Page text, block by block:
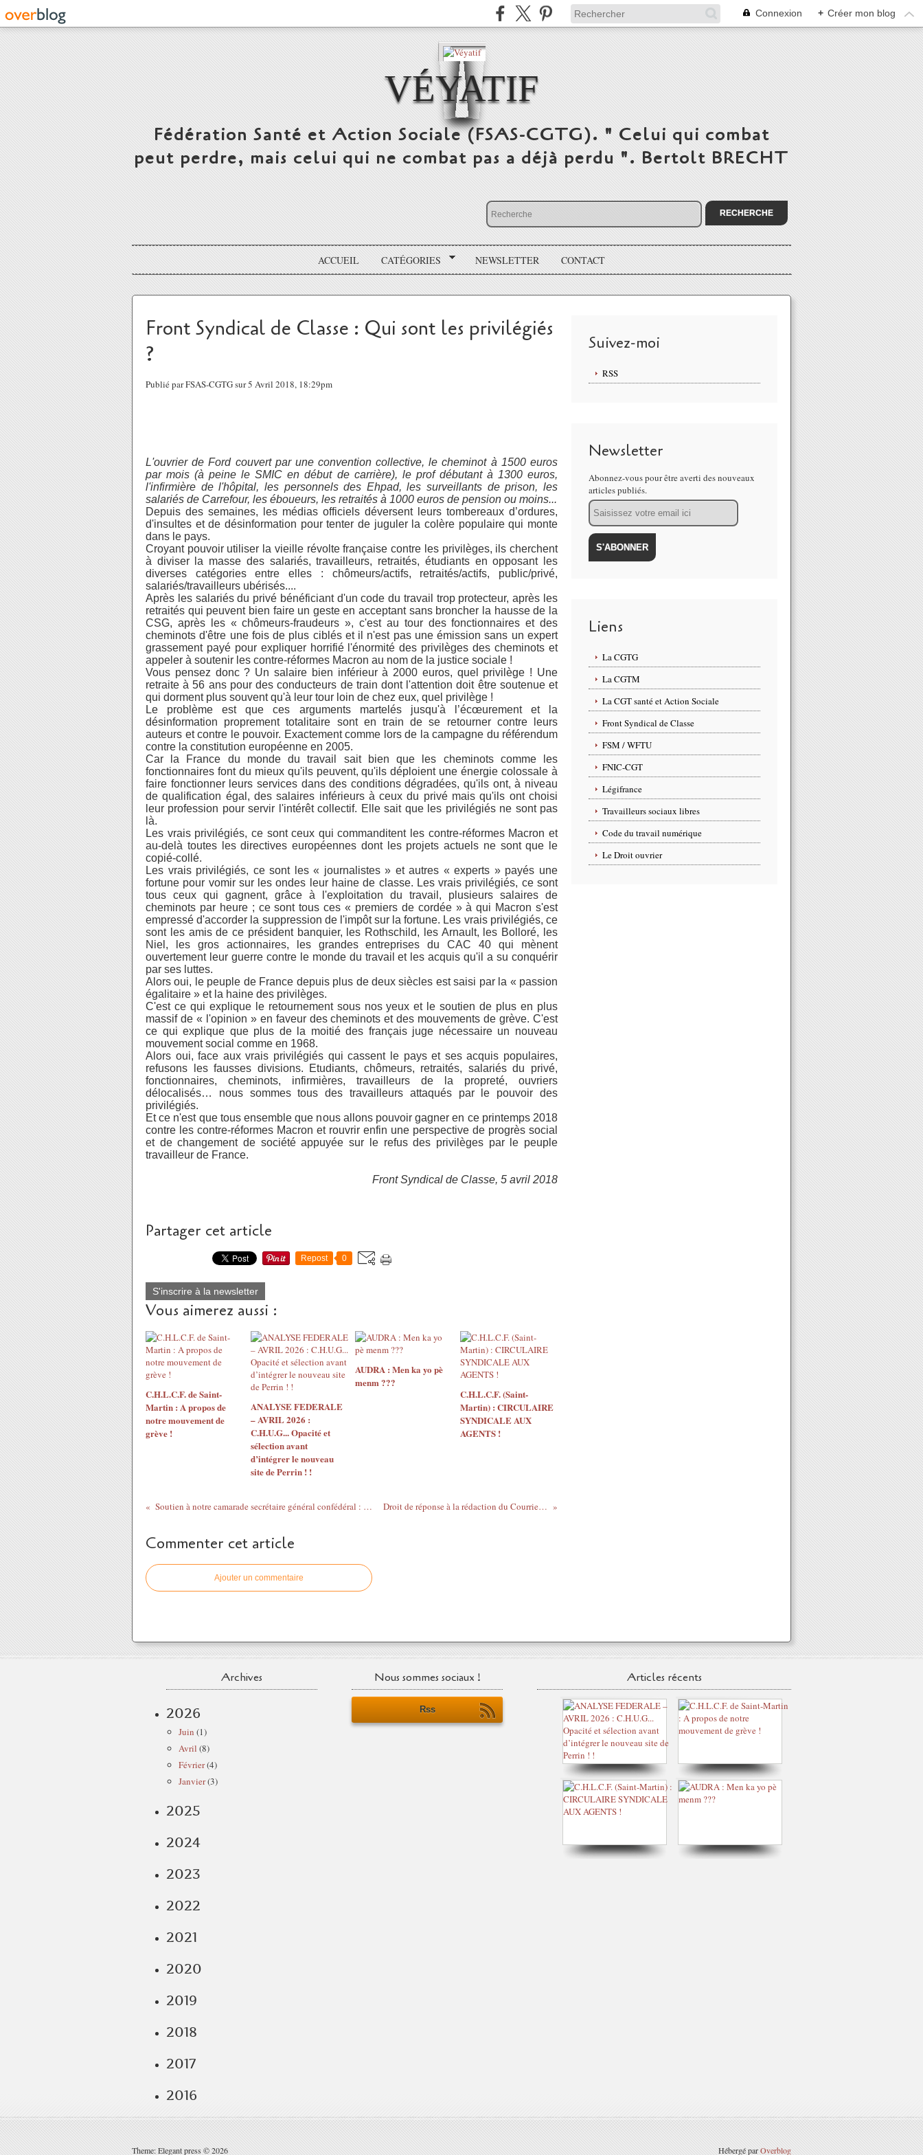
Connexion + Créer mon blog
VÉYATIF
Fédération Santé et Action Sociale (FSAS-CGTG). " Celui qui combat
peut perdre, mais celui qui ne combat pas a déjà perdu ". Bertolt BRECHT
ACCUEIL CATÉGORIES NEWSLETTER CONTACT
Front Syndical de Classe : Qui sont les privilégiés
?
Publié par FSAS-CGTG sur 5 Avril 2018, 18:29pm
L'ouvrier de Ford couvert par une convention collective, le cheminot à 1500 euros
par mois (à peine le SMIC en début de carrière), le prof débutant à 1300 euros,
l'infirmière de l'hôpital, les personnels des Ehpad, les surveillants de prison, les
salariés de Carrefour, les éboueurs, les retraités à 1000 euros de pension ou moins...
Depuis des semaines, les médias officiels déversent leurs tombereaux d’ordures,
d'insultes et de désinformation pour tenter de juguler la colère populaire qui monte
dans le pays.
Croyant pouvoir utiliser la vieille révolte française contre les privilèges, ils cherchent
à diviser la masse des salariés, travailleurs, retraités, étudiants en opposant les
diverses catégories entre elles : chômeurs/actifs, retraités/actifs, public/privé,
salariés/travailleurs ubérisés....
Après les salariés du privé bénéficiant d'un code du travail trop protecteur, après les
retraités qui peuvent bien faire un geste en acceptant sans broncher la hausse de la
CSG, après les « chômeurs-fraudeurs », c'est au tour des fonctionnaires et des
cheminots d'être une fois de plus ciblés et il n'est pas une émission sans un expert
grassement payé pour expliquer horrifié l'énormité des privilèges des cheminots et
appeler à soutenir les contre-réformes Macron au nom de la justice sociale !
Vous pensez donc ? Un salaire bien inférieur à 2000 euros, quel privilège ! Une
retraite à 56 ans pour des conducteurs de train dont l'attention doit être soutenue et
qui dorment plus souvent qu'à leur tour loin de chez eux, quel privilège !
Le
problème est que ces arguments
martelés jusqu'à l’écœurement et la
désinformation proprement totalitaire sont en train de se retourner contre leurs
auteurs et contre le pouvoir. Exactement comme lors de la campagne du référendum
contre la constitution européenne en 2005.
Car la France du monde du travail sait bien que les cheminots comme les
fonctionnaires font du mieux qu'ils peuvent, qu'ils déploient une énergie colossale à
faire fonctionner leurs services dans des conditions dégradées, qu'ils ont, à niveau
de qualification égal, des salaires inférieurs à ceux du privé mais qu'ils ont choisi
leur profession pour servir l'intérêt collectif. Elle sait que les privilégiés ne sont pas
là.
Les vrais privilégiés, ce sont ceux qui commanditent les contre-réformes Macron et
au-delà toutes les directives européennes dont les projets actuels ne sont que le
copié-collé.
Les vrais privilégiés, ce sont les « journalistes » et autres « experts » payés une
fortune pour vomir sur les ondes leur haine de classe. Les vrais privilégiés, ce sont
tous ceux qui gagnent, grâce à l'exploitation du travail, plusieurs salaires de
cheminots par heure ; ce sont tous ces « premiers de cordée » à qui Macron s'est
empressé d'accorder la suppression de l'impôt sur la fortune. Les vrais privilégiés, ce
sont les amis de ce président banquier, les Rothschild, les Arnault, les Bolloré, les
Niel, les gros actionnaires, les grandes entreprises du CAC 40 qui mènent
ouvertement leur guerre contre le monde du travail et les acquis qu'il a su conquérir
par ses luttes.
Alors oui, le peuple de France depuis plus de deux siècles est saisi par la « passion
égalitaire » et la haine des privilèges.
C'est ce qui explique le retournement sous nos yeux et le soutien de plus en plus
massif de « l'opinion » en faveur des cheminots et des mouvements de grève. C'est
ce qui explique que plus de la moitié des français juge nécessaire un nouveau
mouvement social comme en 1968.
Alors oui, face aux vrais privilégiés qui cassent le pays et ses acquis populaires,
refusons les fausses divisions. Etudiants, chômeurs, retraités, salariés du privé,
fonctionnaires, cheminots, infirmières, travailleurs de la propreté, ouvriers
délocalisés… nous sommes tous des travailleurs attaqués par le pouvoir des
privilégiés.
Et ce n'est que tous ensemble que nous allons pouvoir gagner en ce printemps 2018
contre les contre-réformes Macron et rouvrir enfin une perspective de progrès social
et de changement de société appuyée sur le refus des privilèges par le peuple
travailleur de France.
Front Syndical de Classe, 5 avril 2018
Partager cet article
Repost 0
S'inscrire à la newsletter
Vous aimerez aussi :
C.H.L.C.F. de Saint-
Martin : A propos de
notre mouvement de
grève !
ANALYSE FEDERALE
– AVRIL 2026 :
C.H.U.G... Opacité et
sélection avant
d’intégrer le nouveau
site de Perrin ! !
AUDRA : Men ka yo pè
menm ???
C.H.L.C.F. (Saint-
Martin) : CIRCULAIRE
SYNDICALE AUX
AGENTS !
Soutien à notre camarade secrétaire général confédéral : Jean-Marie NOMERTIN Droit de réponse à la rédaction du Courrier de la Guadeloupe
Commenter cet article
Ajouter un commentaire
Suivez-moi
RSS
Newsletter
Abonnez-vous pour être averti des nouveaux
articles publiés.
Email
Liens
La CGTG
La CGTM
La CGT santé et Action Sociale
Front Syndical de Classe
FSM / WFTU
FNIC-CGT
Légifrance
Travailleurs sociaux libres
Code du travail numérique
Le Droit ouvrier
Archives
2026
Juin (1)
Avril (8)
Février(4)
Janvier(3)
2025
2024
2023
2022
2021
2020
2019
2018
2017
2016
Nous sommes sociaux !
Rss
Articles récents
Theme: Elegant press © 2026 Hébergé parOverblog